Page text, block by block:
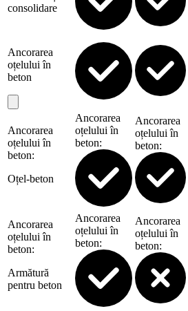
consolidare
Ancorarea
oțelului în
beton
Ancorarea
oțelului în
beton:
Oțel-beton
Ancorarea
oțelului în
beton:
Ancorarea
oțelului în
beton:
Ancorarea
oțelului în
beton:
Armătură
pentru beton
Ancorarea
oțelului în
beton:
Ancorarea
oțelului în
beton: